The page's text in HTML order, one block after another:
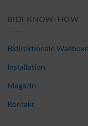
BIDI KNOW-HOW
Bidirektionale
Installation
Magazin
Kontakt